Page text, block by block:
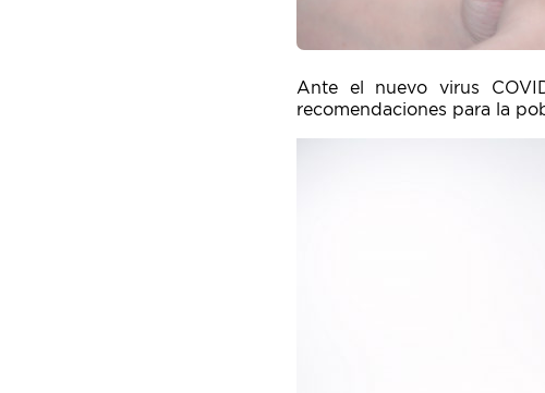
Ante el nuevo virus
recomendaciones para la